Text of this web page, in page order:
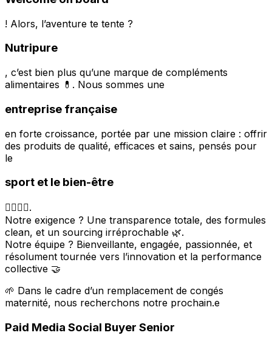
! Alors, l’aventure te tente ?
Nutripure
, c’est bien plus qu’une marque de compléments
alimentaires 💊. Nous sommes une
entreprise française
en forte croissance, portée par une mission claire : offrir
des produits de qualité, efficaces et sains, pensés pour
le
sport et le bien-être
🏋️‍♀️🧘‍♂️.
Notre exigence ? Une transparence totale, des formules
clean, et un sourcing irréprochable 🌿.
Notre équipe ? Bienveillante, engagée, passionnée, et
résolument tournée vers l’innovation et la performance
collective 🤝
🌱 Dans le cadre d’un remplacement de congés
maternité, nous recherchons notre prochain.e
Paid Media Social Buyer Senior